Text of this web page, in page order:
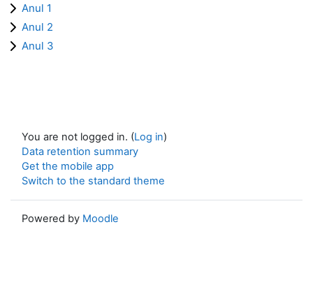
Anul 1
Anul 2
Anul 3
You are not logged in. (Log in)
Data retention summary
Get the mobile app
Switch to the standard theme
Powered by Moodle